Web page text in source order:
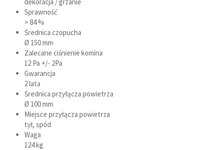
Sprawność
> 84 %
Średnica czopucha
Ø 150 mm
Zalecane ciśnienie komina
12 Pa +/- 2Pa
Gwarancja
2 lata
Średnica przyłącza powietrza
Ø 100 mm
Miejsce przyłącza powietrza
tył, spód
Waga
124 kg